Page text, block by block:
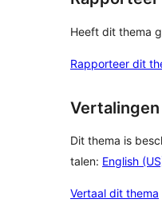
Heeft dit thema
Rapporteer dit
Vertalingen
Dit thema is
talen: English
Vertaal dit thema